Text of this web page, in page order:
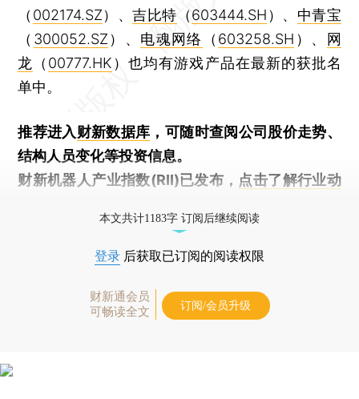
（ 002174.SZ）、吉比特 （603444.SH ）、 中青宝
（ 300052.SZ ）、 电魂网络 （ 603258.SH ）、
网
龙
（ 00777.HK ）也均有游戏产品在最新的获批名
单中。
推荐进入财新数据库 ，可随时查阅公司股价走势、
结构人员变化等投资信息。
财新机器人产业指数(RII)已发布， 点击了解行业动
本文共计1183字 订阅后继续阅读
登录 后获取已订阅的阅读权限
财新通会员
可畅读全文
订阅/会员升级